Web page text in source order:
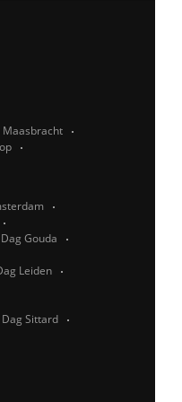
Gouda
Leiden
Sittard